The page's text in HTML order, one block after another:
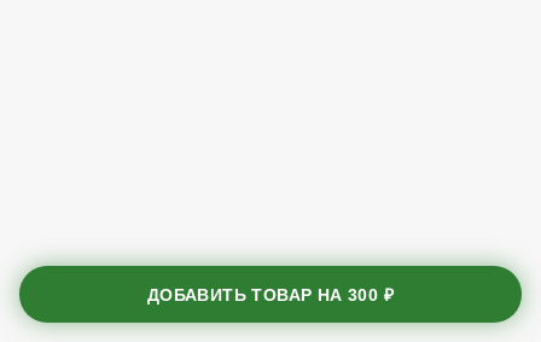
ДОБАВИТЬ ТОВАР НА300 ₽